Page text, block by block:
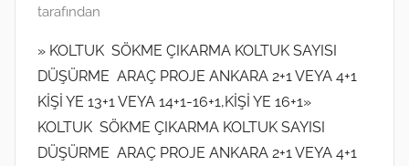
O
a
k
2
0
2
tarafından
» KOLTUK SÖKME ÇIKARMA KOLTUK SAYISI
DÜŞÜRME ARAÇ PROJE ANKARA 2+1 VEYA 4+1
KİŞİ YE 13+1 VEYA 14+1-16+1,KİŞİ YE 16+1»
KOLTUK SÖKME ÇIKARMA KOLTUK SAYISI
DÜŞÜRME ARAÇ PROJE ANKARA 2+1 VEYA 4+1